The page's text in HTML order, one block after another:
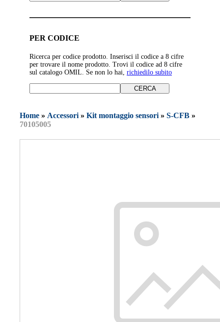
PER CODICE
Ricerca per codice prodotto. Inserisci il codice a 8 cifre
per trovare il nome prodotto. Trovi il codice ad 8 cifre
sul catalogo OMIL. Se non lo hai, richiedilo subito
Home » Accessori » Kit montaggio sensori » S-CFB »
70105005